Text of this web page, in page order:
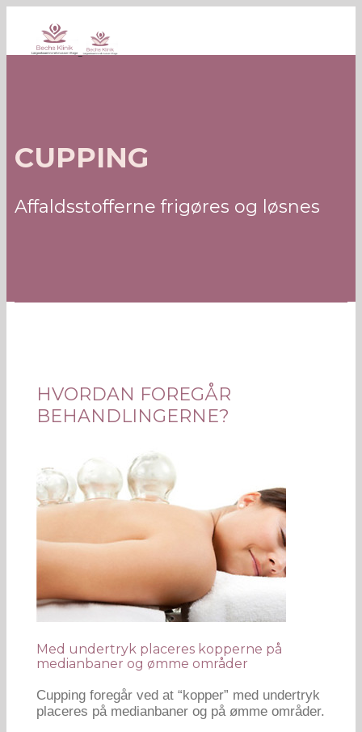
CUPPING
Affaldsstofferne frigøres og løsnes
HVORDAN FOREGÅR
BEHANDLINGERNE?
Med undertryk placeres kopperne på
medianbaner og ømme områder
Cupping foregår ved at “kopper” med undertryk
placeres på medianbaner og på ømme områder.